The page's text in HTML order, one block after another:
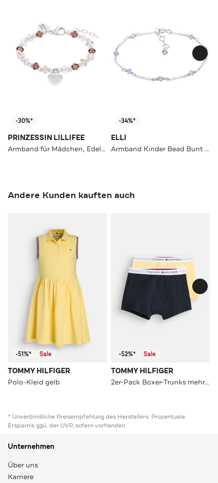
-30%*
PRINZESSIN LILLIFEE
Armband für Mädchen, Edelstahl, Glas | Herz
-34%*
ELLI
Armband Kinder Bead Bunt Kristalle 925 Silber
Andere Kunden kauften auch
-51%* Sale
TOMMY HILFIGER
Polo-Kleid gelb
-52%* Sale
TOMMY HILFIGER
2er-Pack Boxer-Trunks mehrfarbig
* Unverbindliche Preisempfehlung des Herstellers. Prozentuale
Ersparnis ggü. der UVP, sofern vorhanden
Unternehmen
Über uns
Karriere